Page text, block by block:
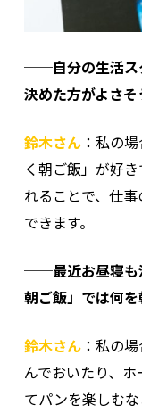
──自分の生活ス
決めた方がよさそ
鈴木さん：私の
く朝ご飯」が好
れることで、仕
できます。
──最近お昼寝も
朝ご飯」では何
鈴木さん：私の
んでおいたり、
てパンを楽しむ